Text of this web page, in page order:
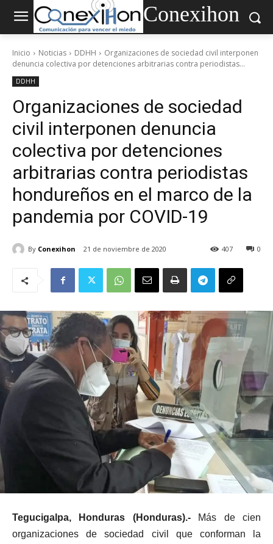
Conexihon
Inicio Noticias DDHH
Organizaciones de sociedad civil interponen
denuncia colectiva por detenciones arbitrarias contra periodistas...
DDHH
Organizaciones de sociedad
civil interponen denuncia
colectiva por detenciones
arbitrarias contra periodistas
hondureños en el marco de la
pandemia por COVID-19
By Conexihon 21 de noviembre de 2020 0
407
Tegucigalpa, Honduras (Honduras).-Más de cien
organizaciones de sociedad civil que conforman la